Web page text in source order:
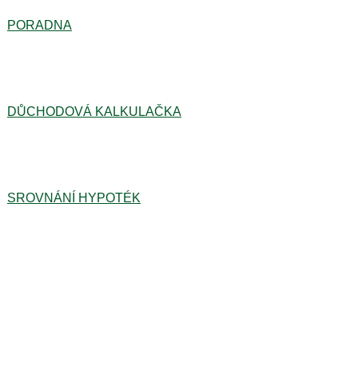
PORADNA
DŮCHODOVÁ KALKULAČKA
SROVNÁNÍ HYPOTÉK